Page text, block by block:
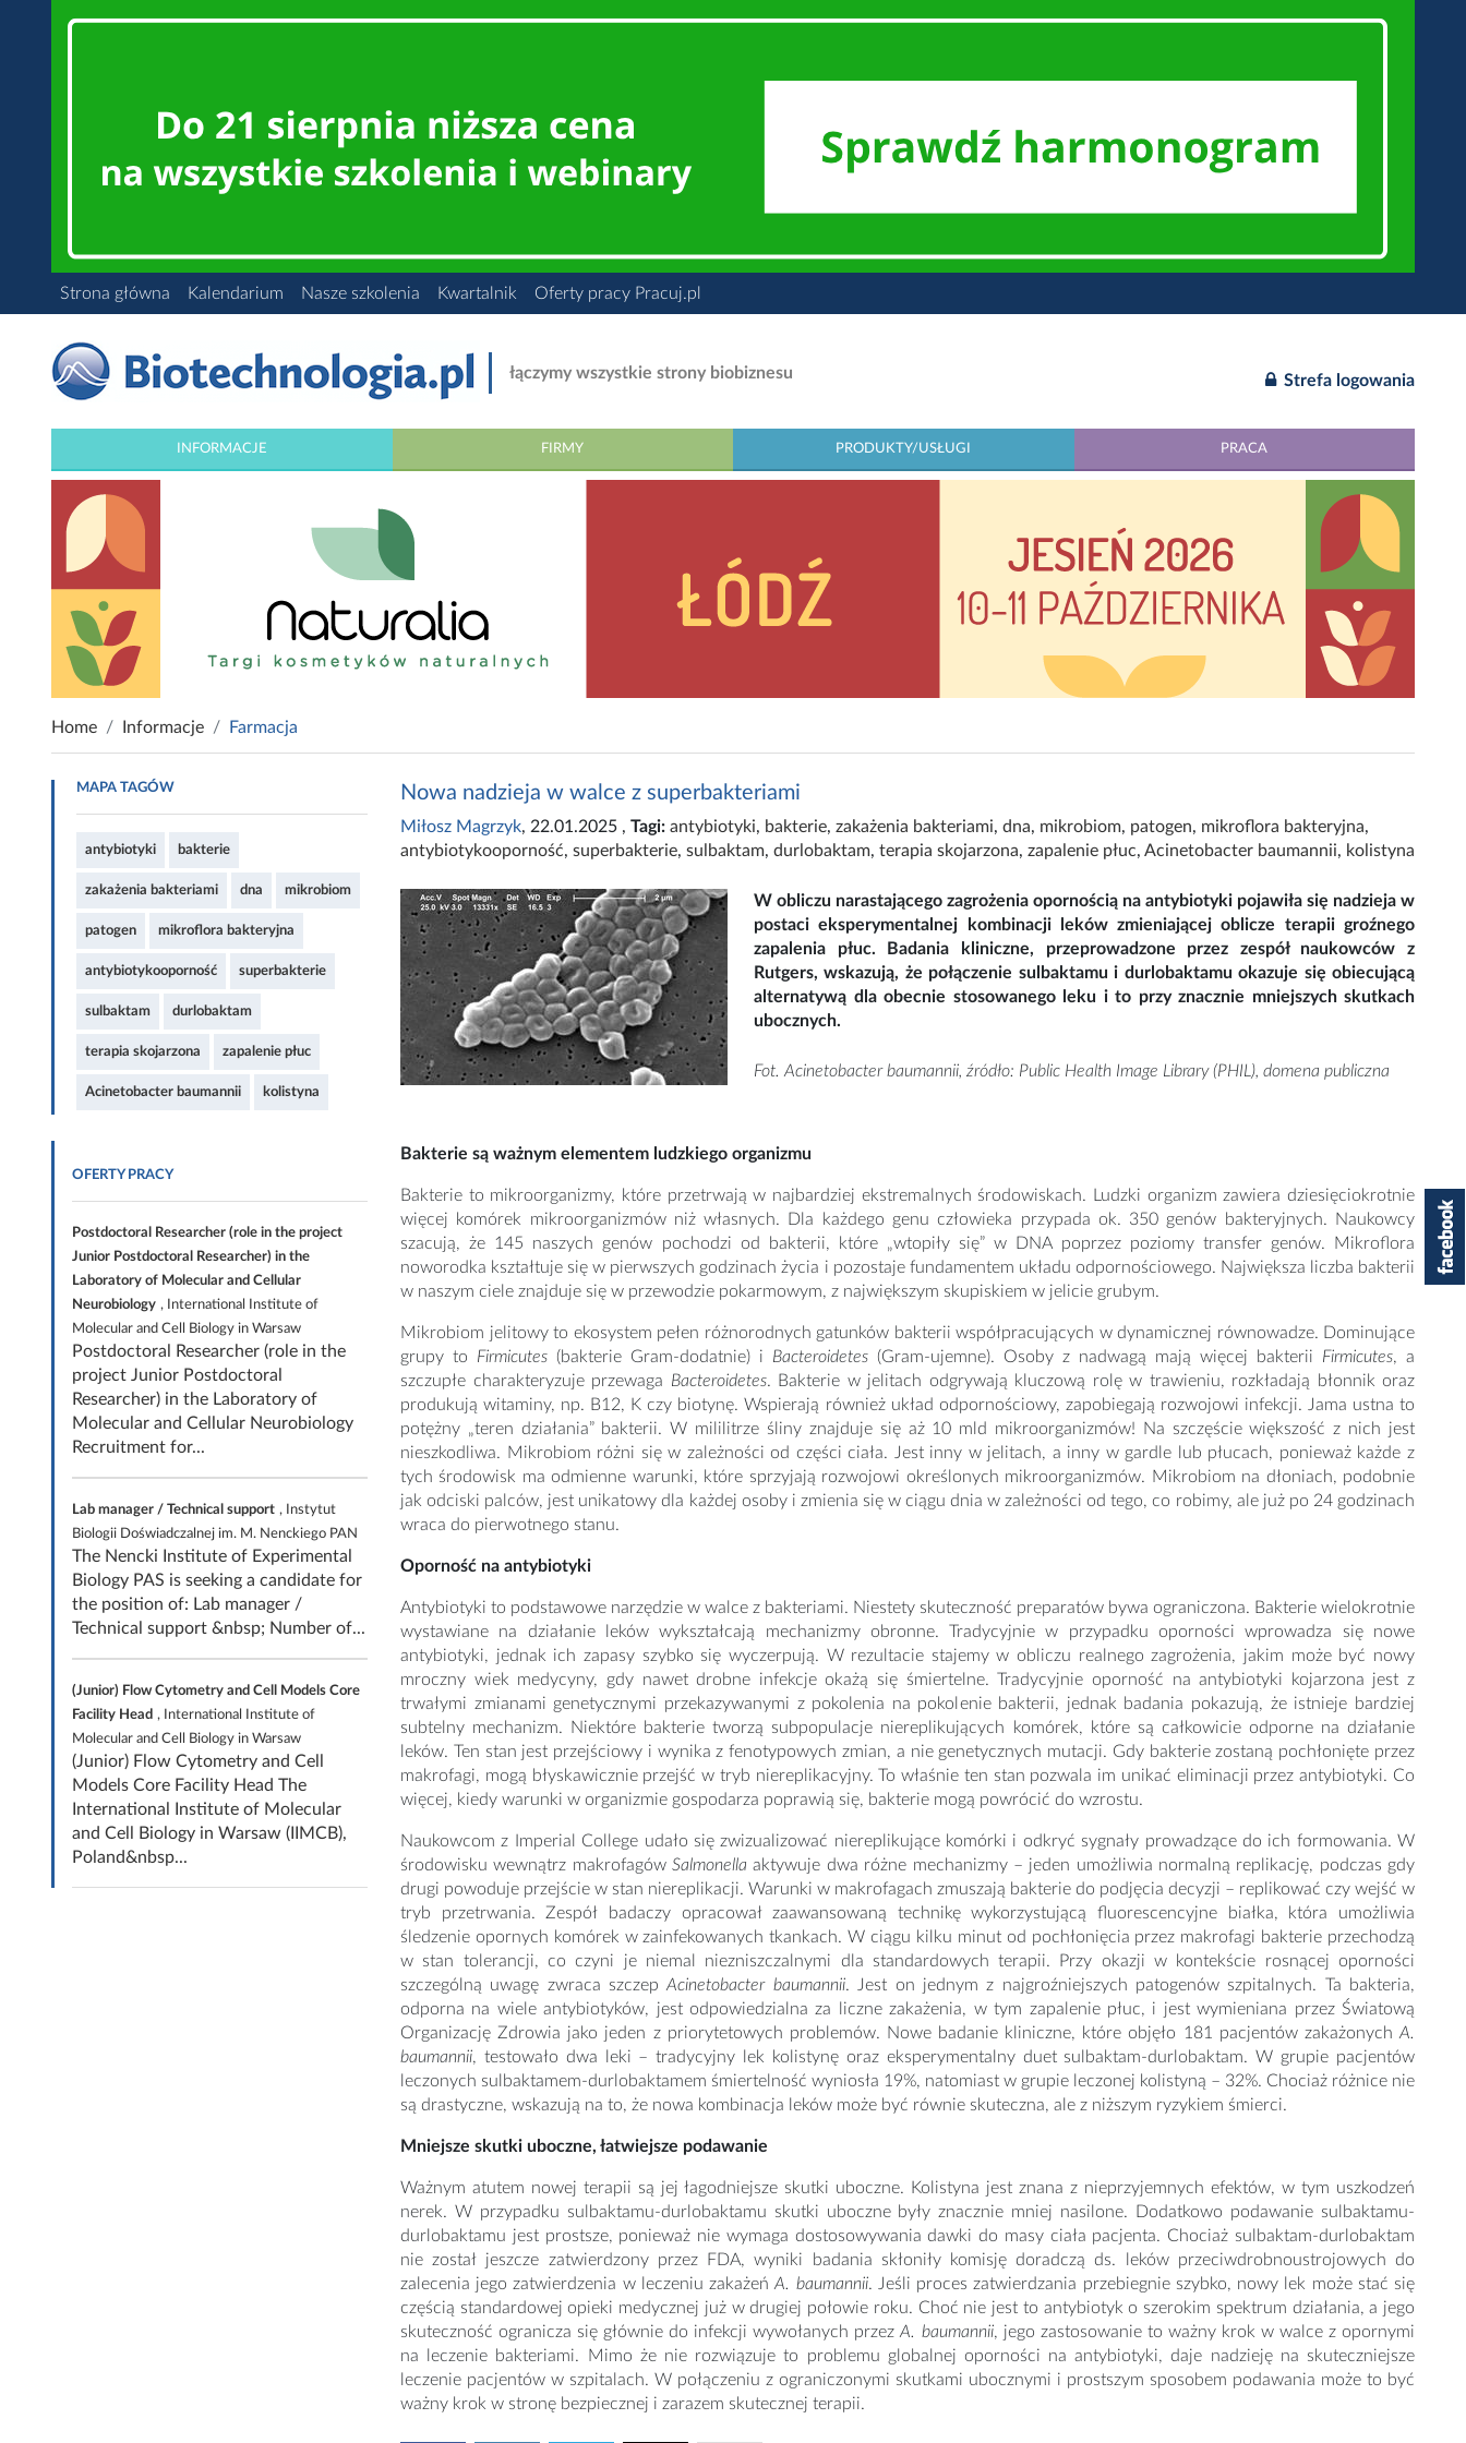
Strona główna Kalendarium Nasze szkolenia Kwartalnik Oferty pracy Pracuj.pl
łączymy wszystkie strony biobiznesu Strefa logowania
INFORMACJE FIRMY PRODUKTY/USŁUGI PRACA
Home Informacje Farmacja
MAPA TAGÓW
antybiotyki bakterie
zakażenia bakteriami dna mikrobiom
patogen mikroflora bakteryjna
antybiotykooporność superbakterie
sulbaktam durlobaktam
terapia skojarzona zapalenie płuc
Acinetobacter baumannii kolistyna
OFERTY PRACY
Postdoctoral Researcher (role in the project
Junior Postdoctoral Researcher) in the
Laboratory of Molecular and Cellular
Neurobiology , International Institute of
Molecular and Cell Biology in Warsaw
Postdoctoral Researcher (role in the
project Junior Postdoctoral
Researcher) in the Laboratory of
Molecular and Cellular Neurobiology
Recruitment for...
Lab manager / Technical support , Instytut
Biologii Doświadczalnej im. M. Nenckiego PAN
The Nencki Institute of Experimental
Biology PAS is seeking a candidate for
the position of: Lab manager /
Technical support &nbsp; Number of...
(Junior) Flow Cytometry and Cell Models Core
Facility Head , International Institute of
Molecular and Cell Biology in Warsaw
(Junior) Flow Cytometry and Cell
Models Core Facility Head The
International Institute of Molecular
and Cell Biology in Warsaw (IIMCB),
Poland&nbsp...
Nowa nadzieja w walce z superbakteriami
Miłosz Magrzyk, 22.01.2025 , Tagi: antybiotyki, bakterie, zakażenia bakteriami, dna, mikrobiom, patogen, mikroflora bakteryjna,
antybiotykooporność, superbakterie, sulbaktam, durlobaktam, terapia skojarzona, zapalenie płuc, Acinetobacter baumannii, kolistyna
W obliczu narastającego zagrożenia opornością na antybiotyki pojawiła się nadzieja w
postaci eksperymentalnej kombinacji leków zmieniającej oblicze terapii groźnego
zapalenia płuc. Badania kliniczne, przeprowadzone przez zespół naukowców z
Rutgers, wskazują, że połączenie sulbaktamu i durlobaktamu okazuje się obiecującą
alternatywą dla obecnie stosowanego leku i to przy znacznie mniejszych skutkach
ubocznych.
Fot. Acinetobacter baumannii, źródło: Public Health Image Library (PHIL), domena publiczna
Bakterie są ważnym elementem ludzkiego organizmu
Bakterie to mikroorganizmy, które przetrwają w najbardziej ekstremalnych środowiskach. Ludzki organizm zawiera dziesięciokrotnie
więcej komórek mikroorganizmów niż własnych. Dla każdego genu człowieka przypada ok. 350 genów bakteryjnych. Naukowcy
szacują, że 145 naszych genów pochodzi od bakterii, które „wtopiły się” w DNA poprzez poziomy transfer genów. Mikroflora
noworodka kształtuje się w pierwszych godzinach życia i pozostaje fundamentem układu odpornościowego. Największa liczba bakterii
w naszym ciele znajduje się w przewodzie pokarmowym, z największym skupiskiem w jelicie grubym.
Mikrobiom jelitowy to ekosystem pełen różnorodnych gatunków bakterii współpracujących w dynamicznej równowadze. Dominujące
grupy to Firmicutes (bakterie Gram-dodatnie) i Bacteroidetes (Gram-ujemne). Osoby z nadwagą mają więcej bakterii Firmicutes, a
szczupłe charakteryzuje przewaga Bacteroidetes. Bakterie w jelitach odgrywają kluczową rolę w trawieniu, rozkładają błonnik oraz
produkują witaminy, np. B12, K czy biotynę. Wspierają również układ odpornościowy, zapobiegają rozwojowi infekcji. Jama ustna to
potężny „teren działania” bakterii. W mililitrze śliny znajduje się aż 10 mld mikroorganizmów! Na szczęście większość z nich jest
nieszkodliwa. Mikrobiom różni się w zależności od części ciała. Jest inny w jelitach, a inny w gardle lub płucach, ponieważ każde z
tych środowisk ma odmienne warunki, które sprzyjają rozwojowi określonych mikroorganizmów. Mikrobiom na dłoniach, podobnie
jak odciski palców, jest unikatowy dla każdej osoby i zmienia się w ciągu dnia w zależności od tego, co robimy, ale już po 24 godzinach
wraca do pierwotnego stanu.
Oporność na antybiotyki
Antybiotyki to podstawowe narzędzie w walce z bakteriami. Niestety skuteczność preparatów bywa ograniczona. Bakterie wielokrotnie
wystawiane na działanie leków wykształcają mechanizmy obronne. Tradycyjnie w przypadku oporności wprowadza się nowe
antybiotyki, jednak ich zapasy szybko się wyczerpują. W rezultacie stajemy w obliczu realnego zagrożenia, jakim może być nowy
mroczny wiek medycyny, gdy nawet drobne infekcje okażą się śmiertelne. Tradycyjnie oporność na antybiotyki kojarzona jest z
trwałymi zmianami genetycznymi przekazywanymi z pokolenia na pokolenie bakterii, jednak badania pokazują, że istnieje bardziej
subtelny mechanizm. Niektóre bakterie tworzą subpopulacje niereplikujących komórek, które są całkowicie odporne na działanie
leków. Ten stan jest przejściowy i wynika z fenotypowych zmian, a nie genetycznych mutacji. Gdy bakterie zostaną pochłonięte przez
makrofagi, mogą błyskawicznie przejść w tryb niereplikacyjny. To właśnie ten stan pozwala im unikać eliminacji przez antybiotyki. Co
więcej, kiedy warunki w organizmie gospodarza poprawią się, bakterie mogą powrócić do wzrostu.
Naukowcom z Imperial College udało się zwizualizować niereplikujące komórki i odkryć sygnały prowadzące do ich formowania. W
środowisku wewnątrz makrofagówSalmonellaaktywuje dwa różne mechanizmy – jeden umożliwia normalną replikację, podczas gdy
drugi powoduje przejście w stan niereplikacji. Warunki w makrofagach zmuszają bakterie do podjęcia decyzji – replikować czy wejść w
tryb przetrwania. Zespół badaczy opracował zaawansowaną technikę wykorzystującą fluorescencyjne białka, która umożliwia
śledzenie opornych komórek w zainfekowanych tkankach. W ciągu kilku minut od pochłonięcia przez makrofagi bakterie przechodzą
w stan tolerancji, co czyni je niemal niezniszczalnymi dla standardowych terapii. Przy okazji w kontekście rosnącej oporności
szczególną uwagę zwraca szczep Acinetobacter baumannii. Jest on jednym z najgroźniejszych patogenów szpitalnych. Ta bakteria,
odporna na wiele antybiotyków, jest odpowiedzialna za liczne zakażenia, w tym zapalenie płuc, i jest wymieniana przez Światową
Organizację Zdrowia jako jeden z priorytetowych problemów. Nowe badanie kliniczne, które objęło 181 pacjentów zakażonych A.
baumannii, testowało dwa leki – tradycyjny lek kolistynę oraz eksperymentalny duet sulbaktam-durlobaktam. W grupie pacjentów
leczonych sulbaktamem-durlobaktamem śmiertelność wyniosła 19%, natomiast w grupie leczonej kolistyną – 32%. Chociaż różnice nie
są drastyczne, wskazują na to, że nowa kombinacja leków może być równie skuteczna, ale z niższym ryzykiem śmierci.
Mniejsze skutki uboczne, łatwiejsze podawanie
Ważnym atutem nowej terapii są jej łagodniejsze skutki uboczne. Kolistyna jest znana z nieprzyjemnych efektów, w tym uszkodzeń
nerek. W przypadku sulbaktamu-durlobaktamu skutki uboczne były znacznie mniej nasilone. Dodatkowo podawanie sulbaktamu-
durlobaktamu jest prostsze, ponieważ nie wymaga dostosowywania dawki do masy ciała pacjenta. Chociaż sulbaktam-durlobaktam
nie został jeszcze zatwierdzony przez FDA, wyniki badania skłoniły komisję doradczą ds. leków przeciwdrobnoustrojowych do
zalecenia jego zatwierdzenia w leczeniu zakażeń A. baumannii. Jeśli proces zatwierdzania przebiegnie szybko, nowy lek może stać się
częścią standardowej opieki medycznej już w drugiej połowie roku. Choć nie jest to antybiotyk o szerokim spektrum działania, a jego
skuteczność ogranicza się głównie do infekcji wywołanych przez A. baumannii, jego zastosowanie to ważny krok w walce z opornymi
na leczenie bakteriami. Mimo że nie rozwiązuje to problemu globalnej oporności na antybiotyki, daje nadzieję na skuteczniejsze
leczenie pacjentów w szpitalach. W połączeniu z ograniczonymi skutkami ubocznymi i prostszym sposobem podawania może to być
ważny krok w stronę bezpiecznej i zarazem skutecznej terapii.